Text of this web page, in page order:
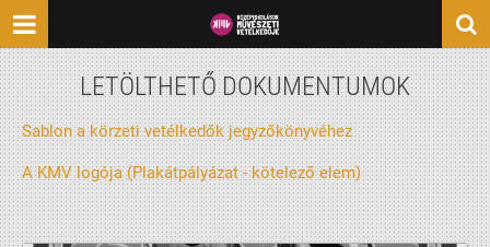
LETÖLTHETŐ DOKUMENTUMOK
Sablon a körzeti vetélkedők jegyzőkönyvéhez
A KMV logója (Plakátpályázat - kötelező elem)